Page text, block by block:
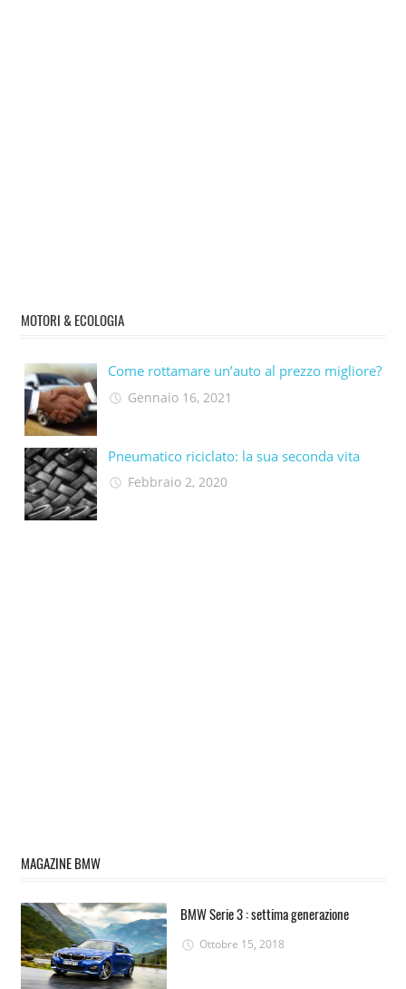
MOTORI & ECOLOGIA
Come rottamare un’auto al prezzo migliore?
Gennaio 16, 2021
Pneumatico riciclato: la sua seconda vita​
Febbraio 2, 2020
MAGAZINE BMW
BMW Serie 3 : settima generazione
Ottobre 15, 2018